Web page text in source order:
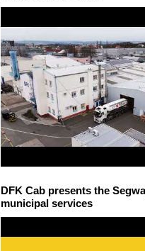
DFK Cab presents the
municipal services